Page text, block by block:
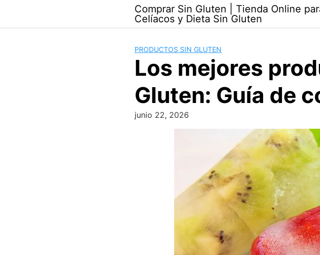
content
Comprar Sin Gluten | Tienda Online
Celíacos y Dieta Sin Gluten
PRODUCTOS SIN GLUTEN
Los mejores
Gluten: Guía de
junio 22, 2026